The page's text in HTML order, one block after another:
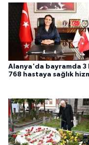
Alanya'da bayramda 3
768 hastaya sağlık